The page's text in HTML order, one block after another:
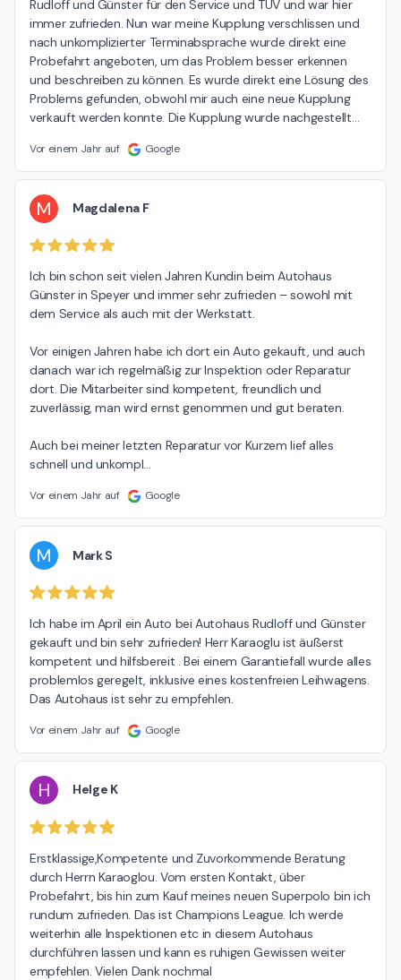
Rudloff und Günster für den Service und TÜV und war hier
immer zufrieden. Nun war meine Kupplung verschlissen und
nach unkomplizierter Terminabsprache wurde direkt eine
Probefahrt angeboten, um das Problem besser erkennen
und beschreiben zu können. Es wurde direkt eine Lösung des
Problems gefunden, obwohl mir auch eine neue Kupplung
verkauft werden konnte. Die Kupplung wurde nachgestellt…
Vor einem Jahr auf Google
M Magdalena F
Ich bin schon seit vielen Jahren Kundin beim Autohaus
Günster in Speyer und immer sehr zufrieden – sowohl mit
dem Service als auch mit der Werkstatt.
Vor einigen Jahren habe ich dort ein Auto gekauft, und auch
danach war ich regelmäßig zur Inspektion oder Reparatur
dort. Die Mitarbeiter sind kompetent, freundlich und
zuverlässig, man wird ernst genommen und gut beraten.
Auch bei meiner letzten Reparatur vor Kurzem lief alles
schnell und unkompl…
Vor einem Jahr auf Google
M Mark S
Ich habe im April ein Auto bei Autohaus Rudloff und Günster
gekauft und bin sehr zufrieden! Herr Karaoglu ist äußerst
kompetent und hilfsbereit . Bei einem Garantiefall wurde alles
problemlos geregelt, inklusive eines kostenfreien Leihwagens.
Das Autohaus ist sehr zu empfehlen.
Vor einem Jahr auf Google
H Helge K
Erstklassige,Kompetente und Zuvorkommende Beratung
durch Herrn Karaoglou. Vom ersten Kontakt, über
Probefahrt, bis hin zum Kauf meines neuen Superpolo bin ich
rundum zufrieden. Das ist Champions League. Ich werde
weiterhin alle Inspektionen etc in diesem Autohaus
durchführen lassen und kann es ruhigen Gewissen weiter
empfehlen. Vielen Dank nochmal